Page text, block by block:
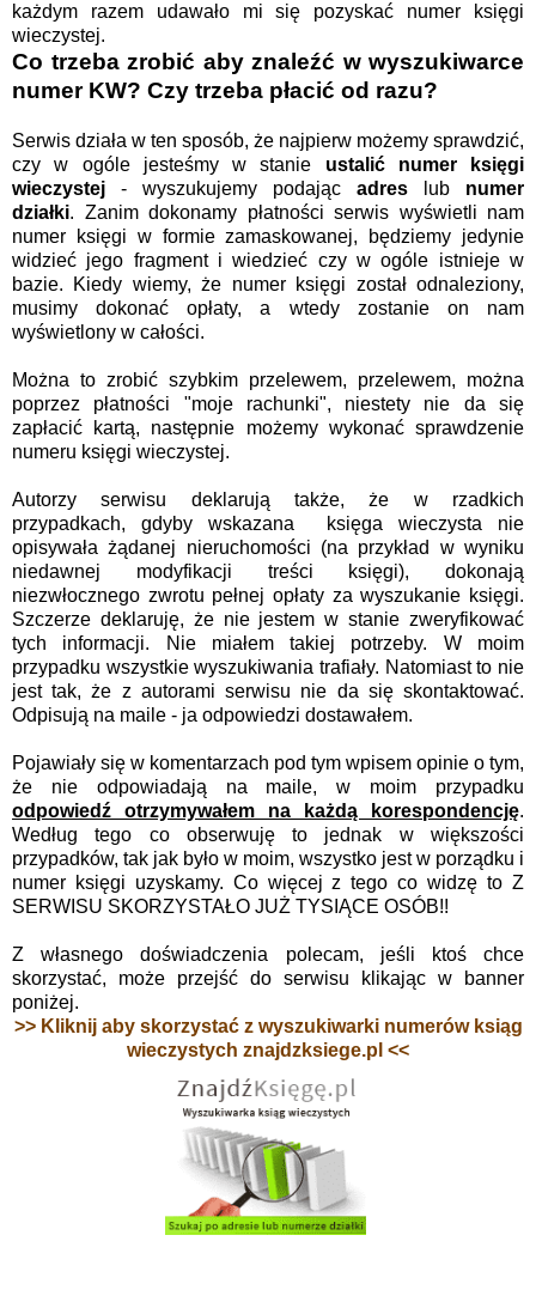
każdym razem udawało mi się pozyskać numer księgi
wieczystej.
Co trzeba zrobić aby znaleźć w wyszukiwarce
numer KW? Czy trzeba płacić od razu?
Serwis działa w ten sposób, że najpierw możemy sprawdzić,
czy w ogóle jesteśmy w stanie ustalić
numer księgi
wieczystej - wyszukujemy podając adres lub numer
działki. Zanim dokonamy płatności serwis wyświetli nam
numer księgi w formie zamaskowanej, będziemy jedynie
widzieć jego fragment i wiedzieć czy w ogóle istnieje w
bazie. Kiedy wiemy, że numer księgi został odnaleziony,
musimy dokonać opłaty, a wtedy zostanie on nam
wyświetlony w całości.
Można to zrobić szybkim przelewem, przelewem, można
poprzez płatności "moje rachunki", niestety nie da się
zapłacić kartą, następnie możemy wykonać sprawdzenie
numeru księgi wieczystej.
Autorzy serwisu deklarują także, że w rzadkich
przypadkach, gdyby wskazana księga wieczysta nie
opisywała żądanej nieruchomości (na przykład w wyniku
niedawnej modyfikacji treści księgi), dokonają
niezwłocznego zwrotu pełnej opłaty za wyszukanie księgi.
Szczerze deklaruję, że nie jestem w stanie zweryfikować
tych informacji. Nie miałem takiej potrzeby. W moim
przypadku wszystkie wyszukiwania trafiały. Natomiast to nie
jest tak, że z autorami serwisu nie da się skontaktować.
Odpisują na maile - ja odpowiedzi dostawałem.
Pojawiały się w komentarzach pod tym wpisem opinie o tym,
że nie odpowiadają na maile, w moim przypadku
odpowiedź otrzymywałem na każdą korespondencję.
Według tego co obserwuję to jednak w większości
przypadków, tak jak było w moim, wszystko jest w porządku i
numer księgi uzyskamy. Co więcej z tego co widzę to Z
SERWISU SKORZYSTAŁO JUŻ TYSIĄCE OSÓB!!
Z własnego doświadczenia polecam, jeśli ktoś chce
skorzystać, może przejść do serwisu klikając w banner
poniżej.
>> Kliknij aby skorzystać z wyszukiwarki numerów ksiąg
wieczystych znajdzksiege.pl <<